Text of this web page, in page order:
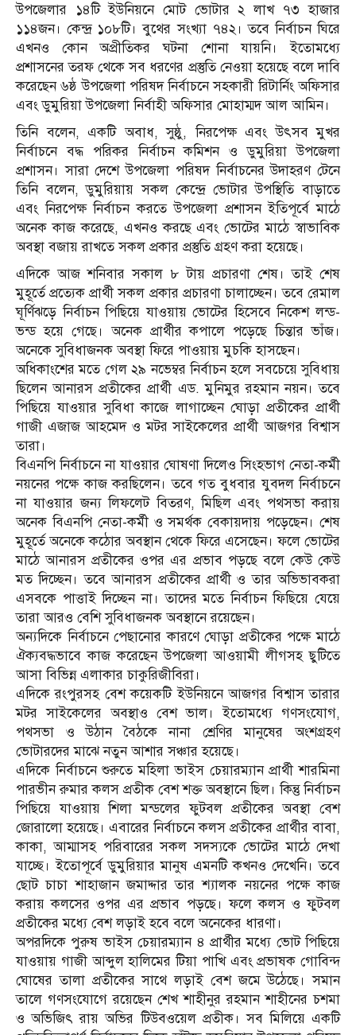
উপজেলার ১৪টি ইউনিয়নে মোট ভোটার ২ লাখ ৭৩ হাজার
১১৪জন। কেন্দ্র ১০৮টি। বুথের সংখ্যা ৭৪২। তবে নির্বাচন ঘিরে
এখনও কোন অপ্রীতিকর ঘটনা শোনা যায়নি। ইতোমধ্যে
প্রশাসনের তরফ থেকে সব ধরণের প্রস্তুতি নেওয়া হয়েছে বলে দাবি
করেছেন ৬ষ্ঠ উপজেলা পরিষদ নির্বাচনে সহকারী রিটার্নিং অফিসার
এবং ডুমুরিয়া উপজেলা নির্বাহী অফিসার মোহাম্মদ আল আমিন।
তিনি বলেন, একটি অবাধ, সুষ্ঠু, নিরপেক্ষ এবং উৎসব মুখর
নির্বাচনে বদ্ধ পরিকর নির্বাচন কমিশন ও ডুমুরিয়া উপজেলা
প্রশাসন। সারা দেশে উপজেলা পরিষদ নির্বাচনের উদাহরণ টেনে
তিনি বলেন, ডুমুরিয়ায় সকল কেন্দ্রে ভোটার উপস্থিতি বাড়াতে
এবং নিরপেক্ষ নির্বাচন করতে উপজেলা প্রশাসন ইতিপূর্বে মাঠে
অনেক কাজ করেছে, এখনও করছে এবং ভোটের মাঠে স্বাভাবিক
অবস্থা বজায় রাখতে সকল প্রকার প্রস্তুতি গ্রহণ করা হয়েছে।
এদিকে আজ শনিবার সকাল ৮ টায় প্রচারণা শেষ। তাই শেষ
মুহূর্তে প্রত্যেক প্রার্থী সকল প্রকার প্রচারণা চালাচ্ছেন। তবে রেমাল
ঘূর্ণিঝড়ে নির্বাচন পিছিয়ে যাওয়ায় ভোটের হিসেবে নিকেশ লন্ড-
ভন্ড হয়ে গেছে। অনেক প্রার্থীর কপালে পড়েছে চিন্তার ভাঁজ।
অনেকে সুবিধাজনক অবস্থা ফিরে পাওয়ায় মুচকি হাসছেন।
অধিকাংশের মতে গেল ২৯ নভেম্বর নির্বাচন হলে সবচেয়ে সুবিধায়
ছিলেন আনারস প্রতীকের প্রার্থী এড. মুনিমুর রহমান নয়ন। তবে
পিছিয়ে যাওয়ার সুবিধা কাজে লাগাচ্ছেন ঘোড়া প্রতীকের প্রার্থী
গাজী এজাজ আহমেদ ও মটর সাইকেলের প্রার্থী আজগর বিশ্বাস
তারা।
বিএনপি নির্বাচনে না যাওয়ার ঘোষণা দিলেও সিংহভাগ নেতা-কর্মী
নয়নের পক্ষে কাজ করছিলেন। তবে গত বুধবার যুবদল নির্বাচনে
না যাওয়ার জন্য লিফলেট বিতরণ, মিছিল এবং পথসভা করায়
অনেক বিএনপি নেতা-কর্মী ও সমর্থক বেকায়দায় পড়েছেন। শেষ
মুহূর্তে অনেকে কঠোর অবস্থান থেকে ফিরে এসেছেন। ফলে ভোটের
মাঠে আনারস প্রতীকের ওপর এর প্রভাব পড়ছে বলে কেউ কেউ
মত দিচ্ছেন। তবে আনারস প্রতীকের প্রার্থী ও তার অভিভাবকরা
এসবকে পাত্তাই দিচ্ছেন না। তাদের মতে নির্বাচন ফিছিয়ে যেয়ে
তারা আরও বেশি সুবিধাজনক অবস্থানে রয়েছেন।
অন্যদিকে নির্বাচনে পেছানোর কারণে ঘোড়া প্রতীকের পক্ষে মাঠে
ঐক্যবদ্ধভাবে কাজ করেছেন উপজেলা আওয়ামী লীগসহ ছুটিতে
আসা বিভিন্ন এলাকার চাকুরিজীবিরা।
এদিকে রংপুরসহ বেশ কয়েকটি ইউনিয়নে আজগর বিশ্বাস তারার
মটর সাইকেলের অবস্থাও বেশ ভাল। ইতোমধ্যে গণসংযোগ,
পথসভা ও উঠান বৈঠকে নানা শ্রেণির মানুষের অংশগ্রহণ
ভোটারদের মাঝে নতুন আশার সঞ্চার হয়েছে।
এদিকে নির্বাচনে শুরুতে মহিলা ভাইস চেয়ারম্যান প্রার্থী শারমিনা
পারভীন রুমার কলস প্রতীক বেশ শক্ত অবস্থানে ছিল। কিন্তু নির্বাচন
পিছিয়ে যাওয়ায় শিলা মন্ডলের ফুটবল প্রতীকের অবস্থা বেশ
জোরালো হয়েছে। এবারের নির্বাচনে কলস প্রতীকের প্রার্থীর বাবা,
কাকা, আম্মাসহ পরিবারের সকল সদস্যকে ভোটের মাঠে দেখা
যাচ্ছে। ইতোপূর্বে ডুমুরিয়ার মানুষ এমনটি কখনও দেখেনি। তবে
ছোট চাচা শাহাজান জমাদ্দার তার শ্যালক নয়নের পক্ষে কাজ
করায় কলসের ওপর এর প্রভাব পড়ছে। ফলে কলস ও ফুটবল
প্রতীকের মধ্যে বেশ লড়াই হবে বলে অনেকের ধারণা।
অপরদিকে পুরুষ ভাইস চেয়ারম্যান ৪ প্রার্থীর মধ্যে ভোট পিছিয়ে
যাওয়ায় গাজী আব্দুল হালিমের টিয়া পাখি এবং প্রভাষক গোবিন্দ
ঘোষের তালা প্রতীকের সাথে লড়াই বেশ জমে উঠেছে। সমান
তালে গণসংযোগে রয়েছেন শেখ শাহীনুর রহমান শাহীনের চশমা
ও অভিজিৎ রায় অভির টিউবওয়েল প্রতীক। সব মিলিয়ে একটি